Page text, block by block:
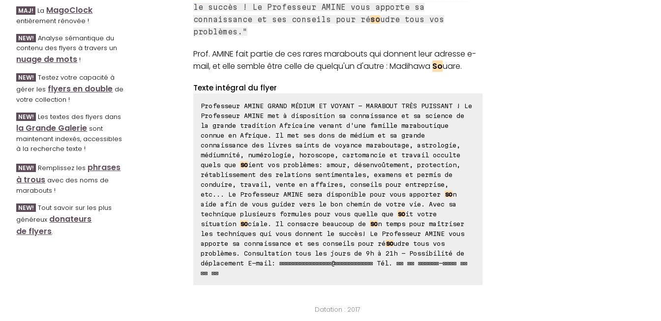
MAJ! La MagoClock
entièrement rénovée !
NEW! Analyse sémantique du
contenu des flyers à travers un
nuage de mots !
NEW! Testez votre capacité à
gérer les flyers en double de
votre collection !
NEW! Les textes des flyers dans
la Grande Galerie sont
maintenant indexés, accessibles
à la recherche texte !
NEW! Remplissez les phrases
à trous avec des noms de
marabouts !
NEW! Tout savoir sur les plus
généreux donateurs
de flyers.
le succès ! Le Professeur AMINE vous apporte sa
connaissance et ses conseils pour résoudre tous vos
problèmes."
Prof. AMINE fait partie de ces rares marabouts qui donnent leur adresse e-
mail, et elle semble être celle de quelqu'un d'autre : Madihawa Souare.
Texte intégral du flyer
Professeur AMINE GRAND MÉDIUM ET VOYANT - MARABOUT TRÈS PUISSANT ! Le
Professeur AMINE met à disposition sa connaissance et sa science de
la grande tradition Africaine venant d'une famille maraboutique
connue en Afrique. Il met ses dons de médium et sa grande
connaissance des livres saints de voyance maraboutage, astrologie,
médiumnité, numérologie, horoscope, cartomancie et travail occulte
quels que
soient vos problèmes: amour, désenvoûtement, protection,
rétablissement des relations sentimentales, examens et permis de
conduire, travail, vente en affaires, conseils pour entreprise,
etc... Le Professeur AMINE sera disponible pour vous apporter
son
aide afin de vous guider vers le bon chemin de votre vie. Avec sa
technique plusieurs formules pour vous quelle que
soit votre
situation
sociale. Il consacre beaucoup de son temps pour maîtriser
les techniques qui vous donnent le succès! Le Professeur AMINE vous
apporte sa connaissance et ses conseils pour résoudre tous vos
problèmes. Consultation tous les jours de 9h à 21h - Possibilité de
déplacement E-mail: ⊠⊠⊠⊠⊠⊠⊠⊠⊠⊠⊠⊠⊠⊠⊠@⊠⊠⊠⊠⊠⊠⊠⊠⊠⊠⊠ Tél. ⊠⊠ ⊠⊠ ⊠⊠⊠⊠⊠⊠-⊠⊠⊠⊠ ⊠⊠
⊠⊠ ⊠⊠
Datation : 2017